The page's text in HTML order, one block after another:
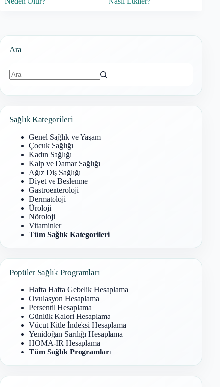
Ara
Sağlık Kategorileri
Genel Sağlık ve Yaşam
Çocuk Sağlığı
Kadın Sağlığı
Kalp ve Damar Sağlığı
Ağız Diş Sağlığı
Diyet ve Beslenme
Gastroenteroloji
Dermatoloji
Üroloji
Nöroloji
Vitaminler
Tüm Sağlık Kategorileri
Popüler Sağlık Programları
Hafta Hafta Gebelik Hesaplama
Ovulasyon Hesaplama
Persentil Hesaplama
Günlük Kalori Hesaplama
Vücut Kitle İndeksi Hesaplama
Yenidoğan Sarılığı Hesaplama
HOMA-IR Hesaplama
Tüm Sağlık Programları